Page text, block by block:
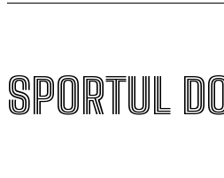
SPORTUL